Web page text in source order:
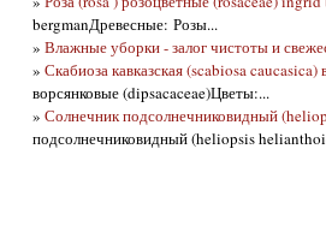
bergmanДревесные: Розы...
» Влажные уборки - залог чистоты и
» Скабиоза кавказская (scabiosa
ворсянковые (dipsacaceae)Цветы:...
» Солнечник подсолнечниковидный
подсолнечниковидный (heliopsis